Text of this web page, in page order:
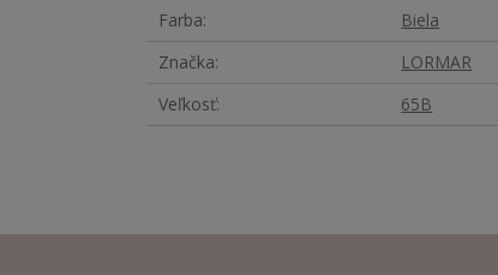
Farba
Biela
Značka
LORMAR
Veľkosť
65B